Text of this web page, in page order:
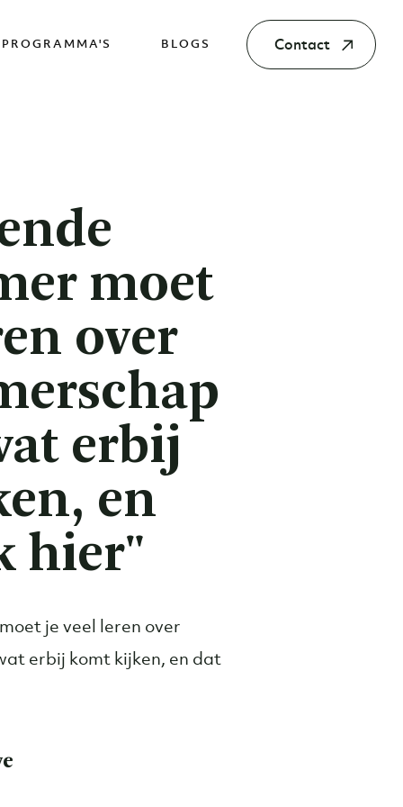
PROGRAMMA'S BLOGS Contact
moet
over
erbij
en
hier"
je veel leren over
erbij komt kijken, en dat